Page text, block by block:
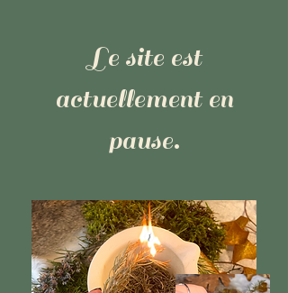
Le site est
actuellement en
pause.